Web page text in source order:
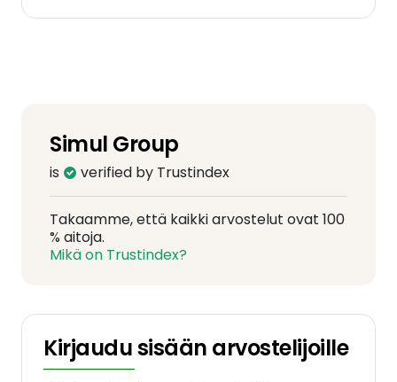
Simul Group
is verified by Trustindex
Takaamme, että kaikki arvostelut ovat 100
% aitoja.
Mikä on Trustindex?
Kirjaudu sisään arvostelijoille